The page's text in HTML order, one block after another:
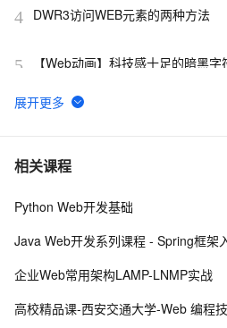
4 DWR3访问WEB元素的两种方法
5
6
Web性能优化工具WebPageTest
7 高性能web建站规则（CDN）
8 Python：使用PyJWT实现JSON
10RDIFramework.NET开发实例━表
相关课程
Python Web开发基础
Java Web开发系列课程 - Spring框架
企业Web常用架构LAMP-LNMP实战
高校精品课-西安交通大学-Web 编程